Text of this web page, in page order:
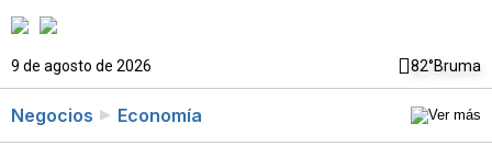
9 de agosto de 2026 82°Bruma
Negocios Economía